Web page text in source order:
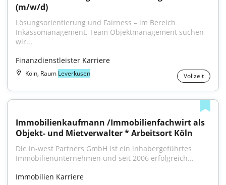
(m/w/d)
Lösungsorientierung und Fairness – im Bereich
Inkassomanagement, Team Objektmanagement suchen
wir...
Finanzdienstleister Karriere
Köln, Raum Leverkusen Vollzeit
Immobilienkaufmann /Immobilienfachwirt als
Objekt- und Mietverwalter * Arbeitsort Köln
Die in-west Partners GmbH ist ein inhabergeführtes
Immobilienunternehmen und seit 2006 erfolgreich...
Immobilien Karriere